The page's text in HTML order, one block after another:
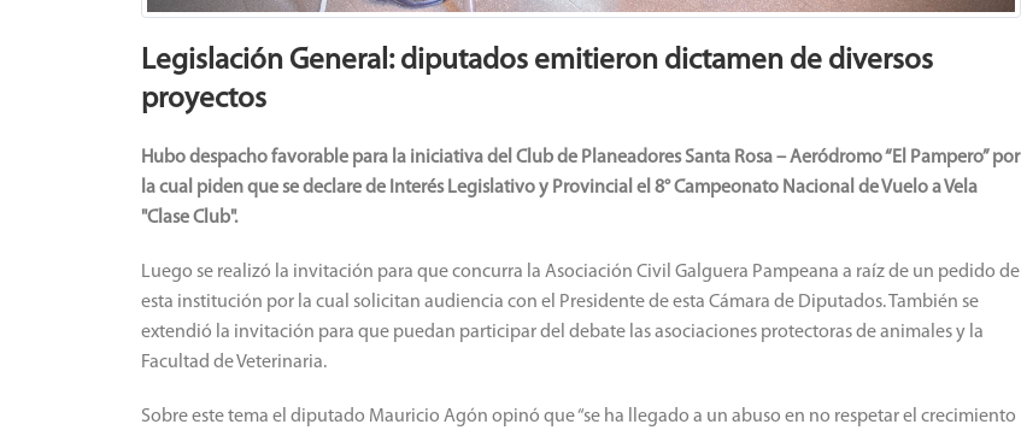
Legislación General: diputados emitieron dictamen de diversos
proyectos
Hubo despacho favorable para la iniciativa del Club de Planeadores Santa Rosa – Aeródromo “El Pampero” por
la cual piden que se declare de Interés Legislativo y Provincial el 8° Campeonato Nacional de Vuelo a Vela
"Clase Club".
Luego se realizó la invitación para que concurra la Asociación Civil Galguera Pampeana a raíz de un pedido de
esta institución por la cual solicitan audiencia con el Presidente de esta Cámara de Diputados. También se
extendió la invitación para que puedan participar del debate las asociaciones protectoras de animales y la
Facultad de Veterinaria.
Sobre este tema el diputado Mauricio Agón opinó que “se ha llegado a un abuso en no respetar el crecimiento